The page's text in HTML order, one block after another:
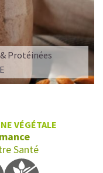
Protéinées
VÉGÉTALE
Santé